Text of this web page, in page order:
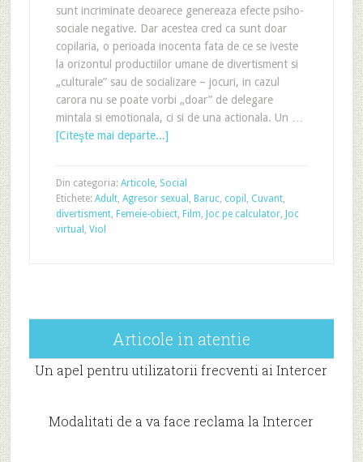
sunt incriminate deoarece genereaza efecte psiho-
sociale negative. Dar acestea cred ca sunt doar
copilaria, o perioada inocenta fata de ce se iveste
la orizontul productiilor umane de divertisment si
„culturale” sau de socializare – jocuri, in cazul
carora nu se poate vorbi „doar” de delegare
mintala si emotionala, ci si de una actionala. Un …
[Citeşte mai departe...]
Din categoria: Articole, Social
Etichete: Adult, Agresor sexual , Baruc, copil , Cuvant,
divertisment, Femeie-obiect, Film, Joc pe calculator, Joc
virtual , Viol
Articole in atentie
Un apel pentru utilizatorii frecventi ai Intercer
Modalitati de a va face reclama la Intercer